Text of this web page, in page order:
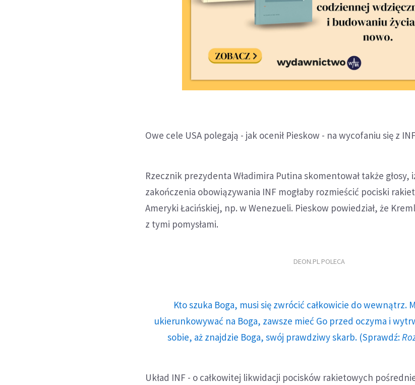
Owe cele USA polegają - jak ocenił Pieskow - na wycofaniu się z
Rzecznik prezydenta Władimira Putina skomentował także głosy,
zakończenia obowiązywania INF mogłaby rozmieścić pociski
Ameryki Łacińskiej, np. w Wenezueli. Pieskow powiedział, że
z tymi pomysłami.
DEON.PL POLECA
Kto szuka Boga, musi się zwrócić całkowicie do wewnątrz.
ukierunkowywać na Boga, zawsze mieć Go przed oczyma i
sobie, aż znajdzie Boga, swój prawdziwy skarb. (Sprawdź:
Układ INF - o całkowitej likwidacji pocisków rakietowych